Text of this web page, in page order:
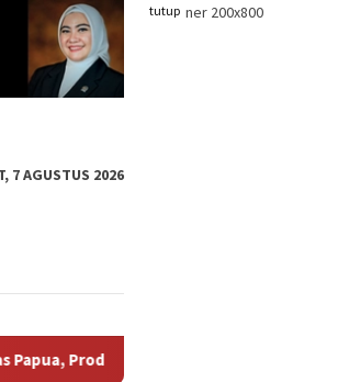
tutup
7 AGUSTUS 2026
Hingga Berbagai Karrya UMKM !